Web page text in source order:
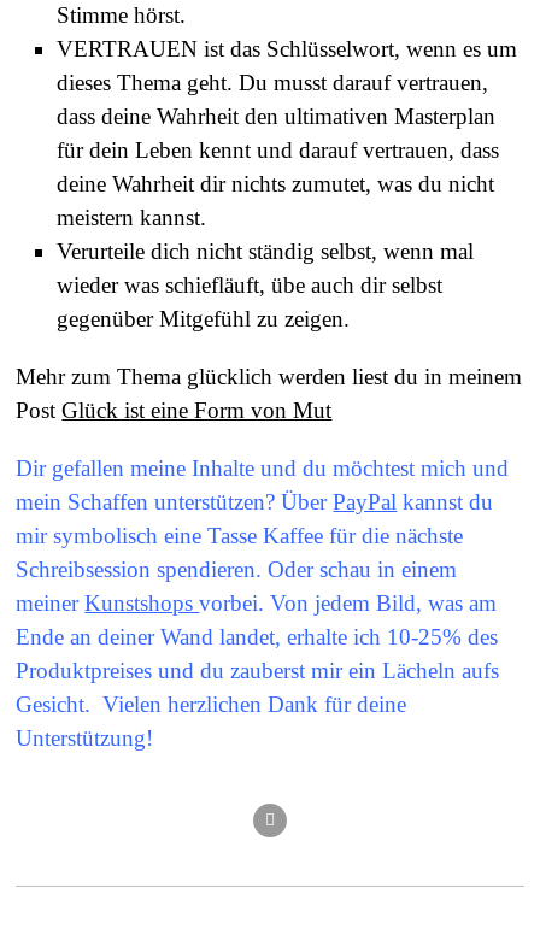
Stimme hörst.
VERTRAUEN ist das Schlüsselwort, wenn es um
dieses Thema geht. Du musst darauf vertrauen,
dass deine Wahrheit den ultimativen Masterplan
für dein Leben kennt und darauf vertrauen, dass
deine Wahrheit dir nichts zumutet, was du nicht
meistern kannst.
Verurteile dich nicht ständig selbst, wenn mal
wieder was schiefläuft, übe auch dir selbst
gegenüber Mitgefühl zu zeigen.
Mehr zum Thema glücklich werden liest du in meinem
PostGlück ist eine Form von Mut
Dir gefallen meine Inhalte und du möchtest mich und
mein Schaffen unterstützen? ÜberPayPal kannst du
mir symbolisch eine Tasse Kaffee für die nächste
Schreibsession spendieren. Oder schau in einem
meinerKunstshopsvorbei. Von jedem Bild, was am
Ende an deiner Wand landet, erhalte ich 10-25% des
Produktpreises und du zauberst mir ein Lächeln aufs
Gesicht. Vielen herzlichen Dank für deine
Unterstützung!